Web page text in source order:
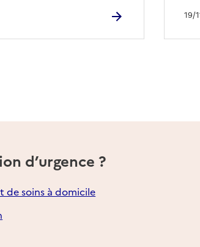
19/
d’urgence ?
de soins à domicile